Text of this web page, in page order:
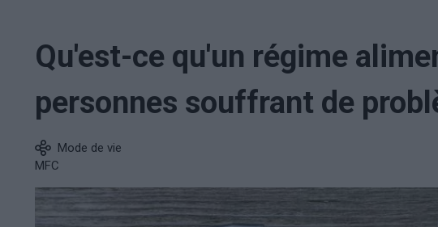
Qu'est-ce qu'un régime
personnes souffrant de
Mode de vie
MFC